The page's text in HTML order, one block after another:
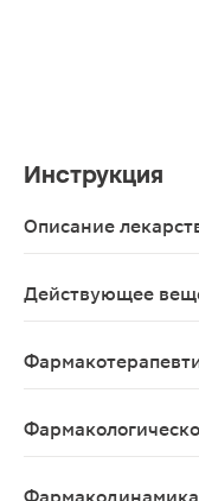
Инструкция
Описание
Действующее